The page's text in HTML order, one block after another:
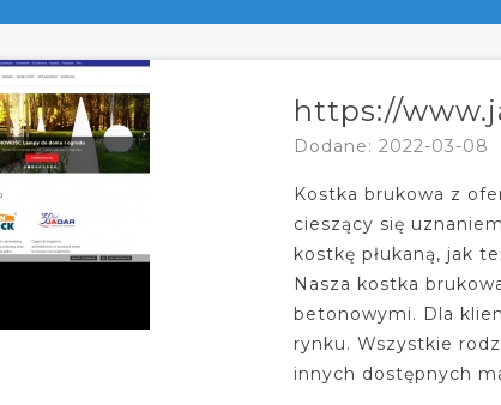
https://
Dodane: 2022-03-08
Kostka brukowa z
cieszący się
kostkę płukaną, jak
Nasza kostka
betonowymi. Dla
rynku. Wszystkie
innych dostępnych